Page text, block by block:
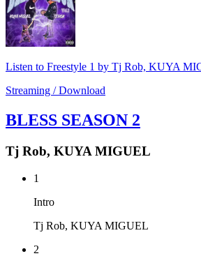
Listen to Freestyle 1 by Tj Rob, KUYA
Streaming / Download
BLESS SEASON 2
Tj Rob, KUYA MIGUEL
1
Intro
Tj Rob, KUYA MIGUEL
2